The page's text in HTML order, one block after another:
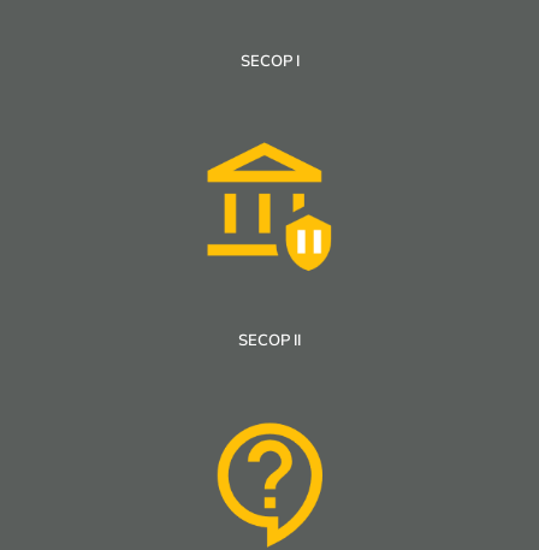
SECOP I
SECOP II